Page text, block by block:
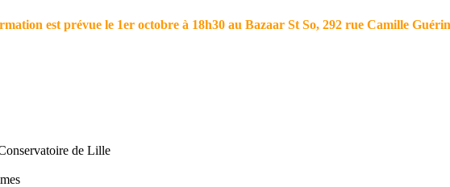
est prévue le 1er octobre à 18h30 au Bazaar St So, 292 rue Camille
de Lille